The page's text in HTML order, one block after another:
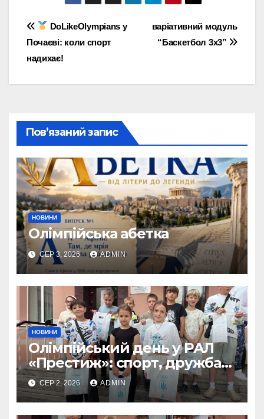
Навігація
записів
варіативний модуль
“Баскетбол 3х3”
DoLikeOlympians у
Почаєві: коли спорт
надихає!
Пов’язаний запис
НОВИНИ
Олімпійська абетка
СЕР 3, 2026 ADMIN
НОВИНИ
Олімпійський день у РАЛ
«Престиж»: спорт, дружба
та незабутні емоції
СЕР 2, 2026 ADMIN